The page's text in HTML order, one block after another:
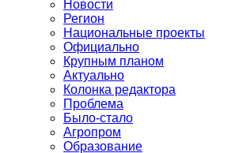
Новости
Регион
Национальные проекты
Официально
Крупным планом
Актуально
Колонка редактора
Проблема
Было-стало
Агропром
Образование